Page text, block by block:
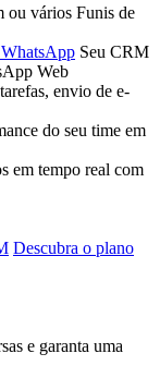
ou vários Funis de
Seu CRM
Web
envio de e-
do seu time em
em tempo real com
Descubra o plano
e garanta uma